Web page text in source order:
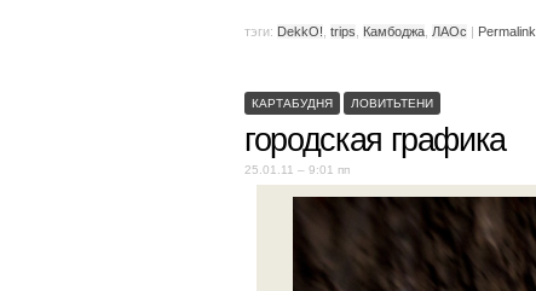
тэги: DekkO! trips Камбоджа ЛАОс | Permalink
КАРТАБУДНЯ ЛОВИТЬТЕНИ
городская графика
25.01.11 – 9:01 пп